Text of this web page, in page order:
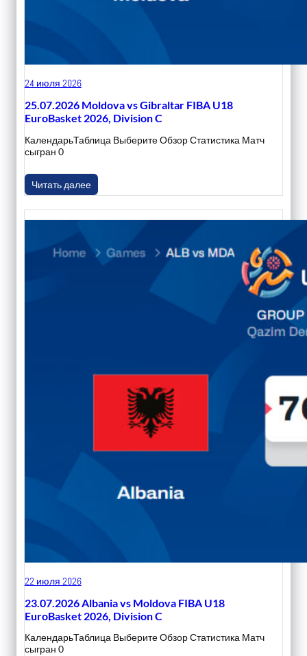
24 июля 2026
25.07.2026 Moldova vs Gibraltar FIBA U18
EuroBasket 2026, Division C
КалендарьТаблица Выберите Обзор Статистика Матч
сыгран 0
Читать далее
22 июля 2026
23.07.2026 Albania vs Moldova FIBA U18
EuroBasket 2026, Division C
КалендарьТаблица Выберите Обзор Статистика Матч
сыгран 0